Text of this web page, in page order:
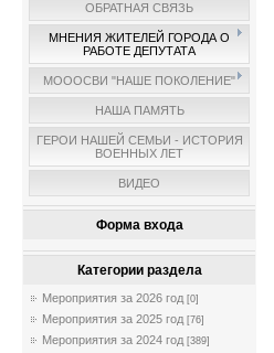
ОБРАТНАЯ СВЯЗЬ
МНЕНИЯ ЖИТЕЛЕЙ ГОРОДА О
РАБОТЕ ДЕПУТАТА
МОООСВИ "НАШЕ ПОКОЛЕНИЕ"
НАША ПАМЯТЬ
ГЕРОИ НАШЕЙ СЕМЬИ - ИСТОРИЯ
ВОЕННЫХ ЛЕТ
ВИДЕО
Форма входа
Категории раздела
Мероприятия за 2026 год [0]
Мероприятия за 2025 год [76]
Мероприятия за 2024 год [389]